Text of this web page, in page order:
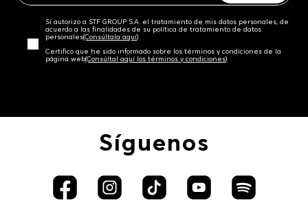
Sí autorizo a STF GROUP S.A. el tratamiento de mis datos personales, de
acuerdo a las finalidades de su política de tratamiento de datos
personales‎(Consúltala aquí)
Certifico que he sido informado sobre los términos y condiciones de la
página web‎(Consúltal aquí los términos y condiciones)
Síguenos